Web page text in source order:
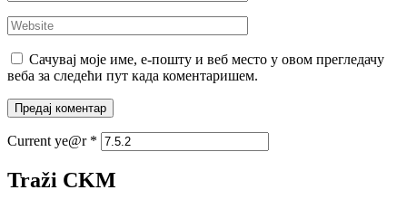
Website
Сачувај моје име, е-пошту и веб место у овом прегледачу
веба за следећи пут када коментаришем.
Current ye@r *
Traži CKM